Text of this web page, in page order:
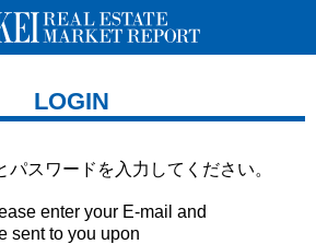
LOGIN
パスワードを 入力してください。
enter your E-mail and
sent to you upon